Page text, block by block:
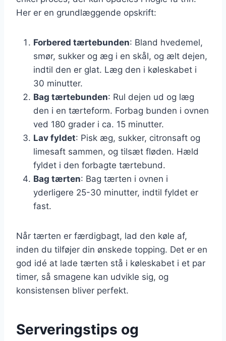
Her er en grundlæggende opskrift:
Forbered tærtebunden: Bland hvedemel,
smør, sukker og æg i en skål, og ælt dejen,
indtil den er glat. Læg den i køleskabet i
30 minutter.
Bag tærtebunden: Rul dejen ud og læg
den i en tærteform. Forbag bunden i ovnen
ved 180 grader i ca. 15 minutter.
Lav fyldet: Pisk æg, sukker, citronsaft og
limesaft sammen, og tilsæt fløden. Hæld
fyldet i den forbagte tærtebund.
Bag tærten: Bag tærten i ovnen i
yderligere 25-30 minutter, indtil fyldet er
fast.
Når tærten er færdigbagt, lad den køle af,
inden du tilføjer din ønskede topping. Det er en
god idé at lade tærten stå i køleskabet i et par
timer, så smagene kan udvikle sig, og
konsistensen bliver perfekt.
Serveringstips og